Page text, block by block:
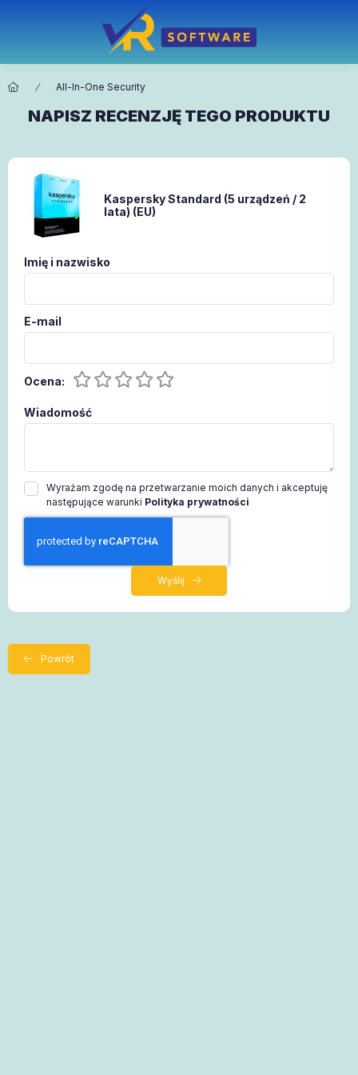
All-In-One Security
NAPISZ RECENZJĘ TEGO PRODUKTU
Kaspersky Standard (5 urządzeń / 2
lata) (EU)
Imię i nazwisko
E-mail
Ocena:
Wiadomość
Wyrażam zgodę na przetwarzanie moich danych i akceptuję
następujące warunki Polityka prywatności
Wyślij
Powrót